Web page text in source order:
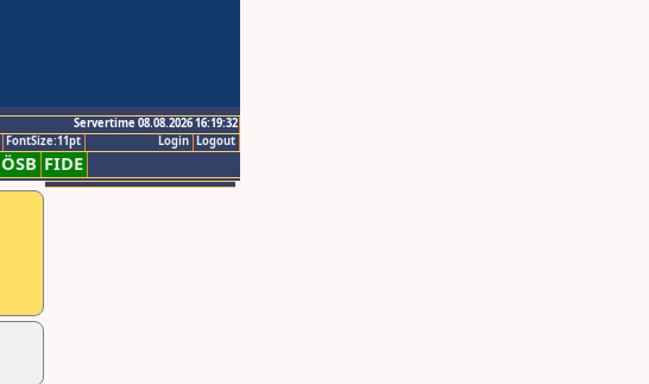
Servertime 08.08.2026 16:19:32
Logout
Login
FontSize:11pt
ÖSB FIDE